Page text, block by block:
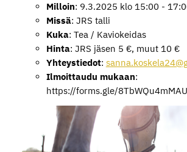
Milloin: 9.3.2025 klo 15:00 -
Missä: JRS talli
Kuka: Tea / Kaviokeidas
Hinta: JRS jäsen 5 €, muut 10 €
Yhteystiedot:
Ilmoittaudu mukaan:
https://forms.gle/